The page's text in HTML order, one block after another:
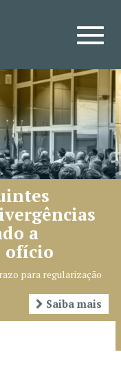
grupo
Objetivo dos
redução de